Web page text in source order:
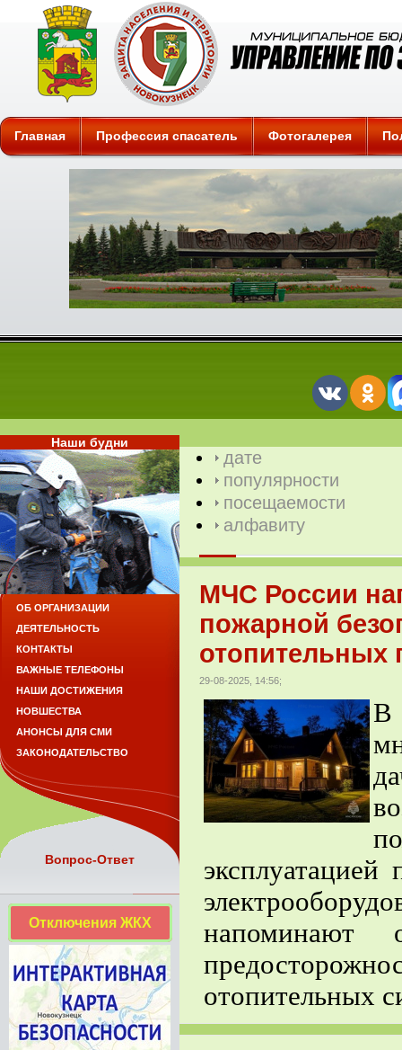
Защита
Главная Профессия спасатель Фотогалерея
дате
популярности
посещаемости
алфавиту
МЧС России
пожарной
отопительных
29-08-2025, 14:56;
В
напоминают
отопительных
Наши будни
ОБ ОРГАНИЗАЦИИ
ДЕЯТЕЛЬНОСТЬ
КОНТАКТЫ
ВАЖНЫЕ ТЕЛЕФОНЫ
НАШИ ДОСТИЖЕНИЯ
НОВШЕСТВА
АНОНСЫ ДЛЯ СМИ
ЗАКОНОДАТЕЛЬСТВО
Вопрос-Ответ
Отключения ЖКХ